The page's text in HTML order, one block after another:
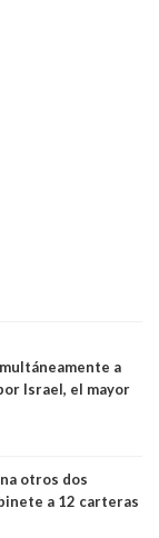
a
Israel, el mayor
ancianos
otros dos
a 12 carteras